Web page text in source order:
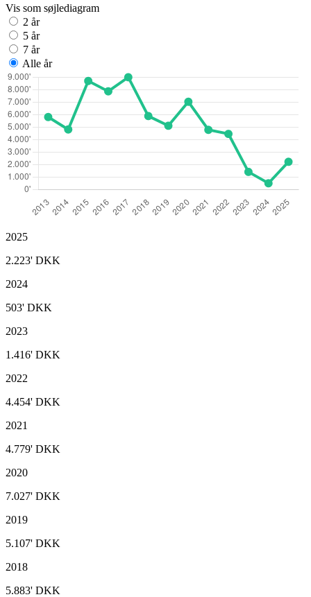
Vis som søjlediagram
2 år
5 år
7 år
Alle år
2025
2.223' DKK
2024
503' DKK
2023
1.416' DKK
2022
4.454' DKK
2021
4.779' DKK
2020
7.027' DKK
2019
5.107' DKK
2018
5.883' DKK